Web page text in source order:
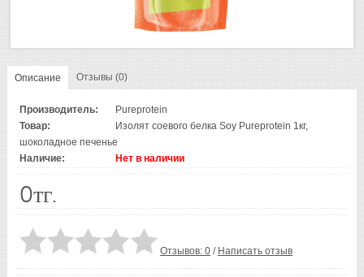
Описание Отзывы (0)
Производитель:
Pureprotein
Товар:
Изолят соевого белка Soy Pureprotein 1кг,
шоколадное печенье
Наличие:
Нет в наличии
0тг.
Отзывов: 0 / Написать отзыв